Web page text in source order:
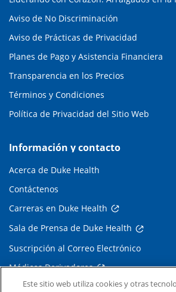
Aviso de No Discriminación
Aviso de Prácticas de Privacidad
Planes de Pago y Asistencia Financiera
Transparencia en los Precios
Términos y Condiciones
Política de Privacidad del Sitio Web
Información y contacto
Acerca de Duke Health
Contáctenos
Carreras en Duke Health
Sala de Prensa de Duke Health
Suscripción al Correo Electrónico
Médicos Derivadores
Este sitio web utiliza cookies y otras